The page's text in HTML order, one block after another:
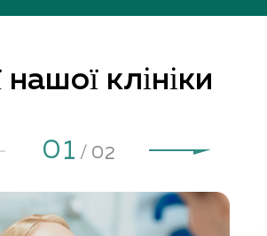
нашої клініки
1 2